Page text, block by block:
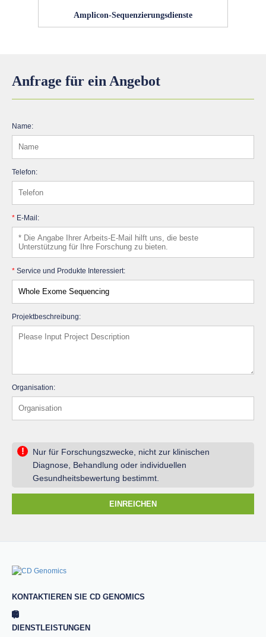
Amplicon-Sequenzierungsdienste
Anfrage für ein Angebot
Name:
Telefon:
* E-Mail:
* Service und Produkte Interessiert:
Projektbeschreibung:
Organisation:
!
Nur für Forschungszwecke, nicht zur klinischen
Diagnose, Behandlung oder individuellen
Gesundheitsbewertung bestimmt.
EINREICHEN
KONTAKTIEREN SIE CD GENOMICS
DIENSTLEISTUNGEN